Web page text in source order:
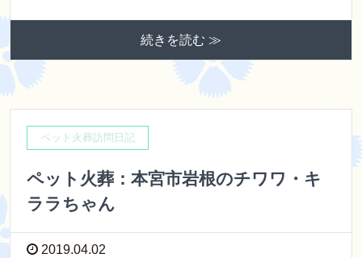
続きを読む ≫
ペット火葬訪問日記
ペット火葬：本宮市岩根のチワワ・キ
ララちゃん
2019.04.02